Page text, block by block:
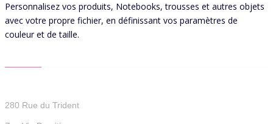
Personnalisez vos produits, Notebooks, trousses et autres objets
avec votre propre fichier, en définissant vos paramètres de
couleur et de taille.
280 Rue du Trident